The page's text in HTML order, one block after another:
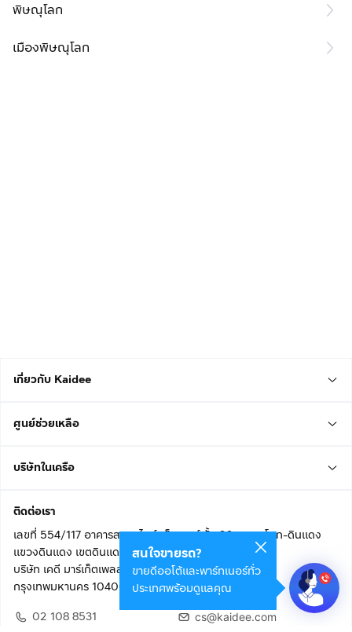
พิษณุโลก
เมืองพิษณุโลก
เกี่ยวกับ Kaidee
ศูนย์ช่วยเหลือ
บริษัทในเครือ
ติดต่อเรา
เลขที่ 554/117 อาคารสกายไนน์ เซ็นเตอร์ ชั้น 22 ถนนอโศก-ดินแดง
แขวงดินแดง เขตดินแดง
บริษัท เคดี มาร์เก็ตเพลส จำกัด (สำนักงานใหญ่)
กรุงเทพมหานคร 10400
02 108 8531
cs@kaidee.com
สนใจขายรถ?
ขายดีออโต้และพาร์ทเนอร์ทั่ว
ประเทศพร้อมดูแลคุณ